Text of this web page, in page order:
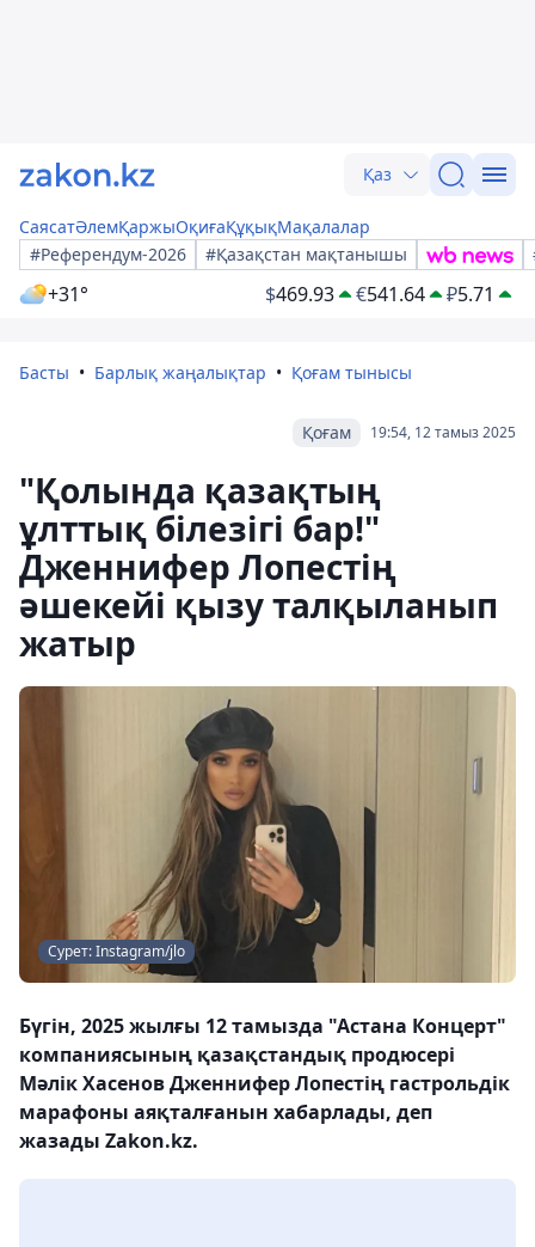
Қаз
СаясатӘлемҚаржыОқиғаҚұқықМақалалар
#Референдум-2026
#Қазақстан мақтанышы
+31° $469.93 €541.64 ₽5.71
Басты Барлық жаңалықтар Қоғам тынысы
19:54, 12 тамыз 2025
Қоғам
"Қолында қазақтың
ұлттық білезігі бар!"
Дженнифер Лопестің
әшекейі қызу талқыланып
жатыр
Сурет: Instagram/jlo
Бүгін, 2025 жылғы 12 тамызда "Астана Концерт"
компаниясының қазақстандық продюсері
Мәлік Хасенов Дженнифер Лопестің гастрольдік
марафоны аяқталғанын хабарлады, деп
жазады Zakon.kz.